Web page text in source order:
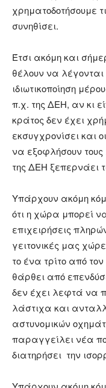
χρηματοδοτήσουμε
συνηθίσει.
Έτσι ακόμη και
θέλουν να
ιδιωτικοποίηση
π.χ. της ΔΕΗ, αν κι
κράτος δεν έχει
εκσυγχρονίσει και
να εξοφλήσουν
της ΔΕΗ ξεπερνάει
Υπάρχουν ακόμη
ότι η χώρα μπορεί
επιχειρήσεις
γειτονικές μας
το ένα τρίτο από
θάρθει από
δεν έχει λεφτά να
λάστιχα και
αστυνομικών
παραγγείλει νέα
διατηρήσει την